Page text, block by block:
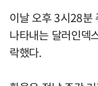
이날 오후 3시28분
나타내는 달러인
락했다.